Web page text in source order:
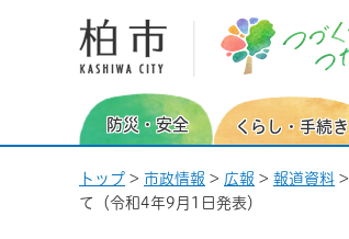
柏市 つづくを、つなぐ。
防災・安全 くらし・手続き
トップ > 市政情報 > 広報 > 報道資料 >
て（令和4年9月1日発表）